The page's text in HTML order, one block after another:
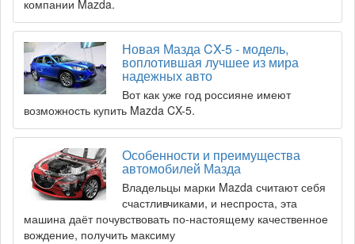
компании Mazda.
Новая Мазда CX-5 - модель,
воплотившая лучшее из мира
надежных авто
Вот как уже год россияне имеют
возможность купить Mazda CX-5.
Особенности и преимущества
автомобилей Мазда
Владельцы марки Mazda считают себя
счастливчиками, и неспроста, эта
машина даёт почувствовать по-настоящему качественное
вождение, получить максиму